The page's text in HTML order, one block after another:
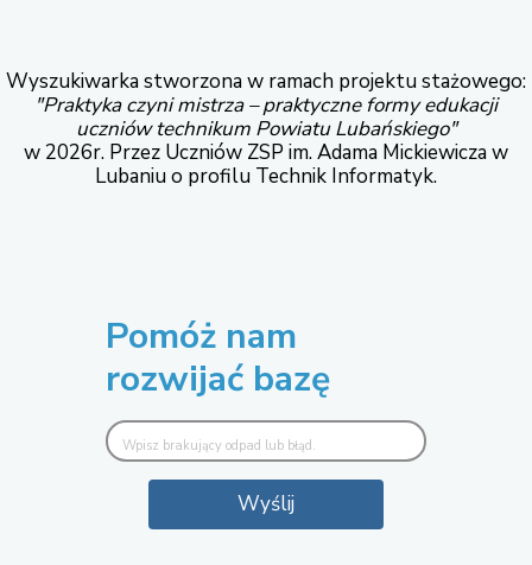
Wyszukiwarka stworzona w ramach projektu stażowego:
"Praktyka czyni mistrza – praktyczne formy edukacji
uczniów technikum Powiatu Lubańskiego"
w 2026r. Przez Uczniów ZSP im. Adama Mickiewicza w
Lubaniu o profilu Technik Informatyk.
Pomóż nam
rozwijać bazę
Wyślij